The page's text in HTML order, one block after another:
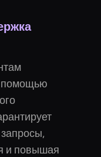
помощью
и повышая